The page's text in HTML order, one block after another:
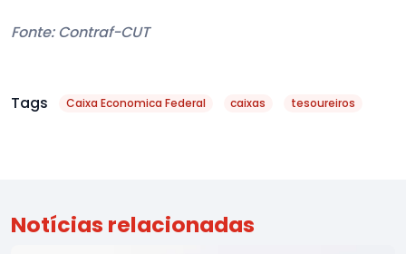
Fonte: Contraf-CUT
Tags Caixa Economica Federal caixas tesoureiros
Notícias relacionadas